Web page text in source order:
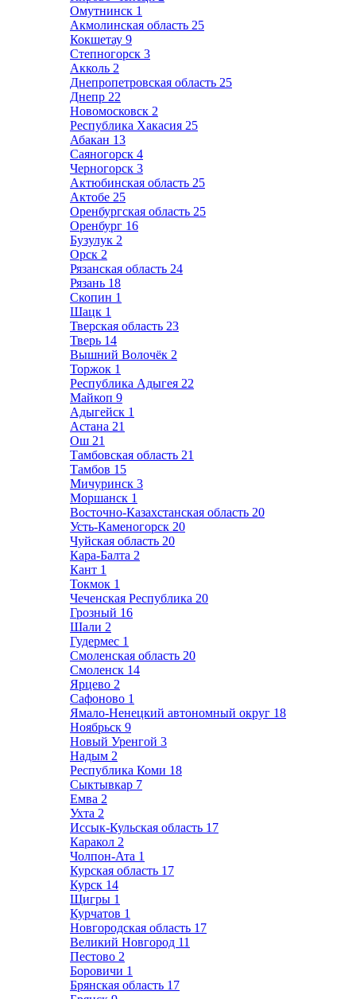
Омутнинск 1
Акмолинская область 25
Кокшетау 9
Степногорск 3
Акколь 2
Днепропетровская область 25
Днепр 22
Новомосковск 2
Республика Хакасия 25
Абакан 13
Саяногорск 4
Черногорск 3
Актюбинская область 25
Актобе 25
Оренбургская область 25
Оренбург 16
Бузулук 2
Орск 2
Рязанская область 24
Рязань 18
Скопин 1
Шацк 1
Тверская область 23
Тверь 14
Вышний Волочёк 2
Торжок 1
Республика Адыгея 22
Майкоп 9
Адыгейск 1
Астана 21
Ош 21
Тамбовская область 21
Тамбов 15
Мичуринск 3
Моршанск 1
Восточно-Казахстанская область 20
Усть-Каменогорск 20
Чуйская область 20
Кара-Балта 2
Кант 1
Токмок 1
Чеченская Республика 20
Грозный 16
Шали 2
Гудермес 1
Смоленская область 20
Смоленск 14
Ярцево 2
Сафоново 1
Ямало-Ненецкий автономный округ 18
Ноябрьск 9
Новый Уренгой 3
Надым 2
Республика Коми 18
Сыктывкар 7
Емва 2
Ухта 2
Иссык-Кульская область 17
Каракол 2
Чолпон-Ата 1
Курская область 17
Курск 14
Щигры 1
Курчатов 1
Новгородская область 17
Великий Новгород 11
Пестово 2
Боровичи 1
Брянская область 17